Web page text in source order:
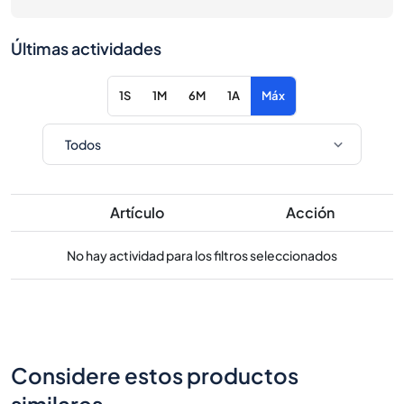
Últimas actividades
1S 1M 6M 1A Máx
Artículo Acción
No hay actividad para los filtros seleccionados
Considere estos productos